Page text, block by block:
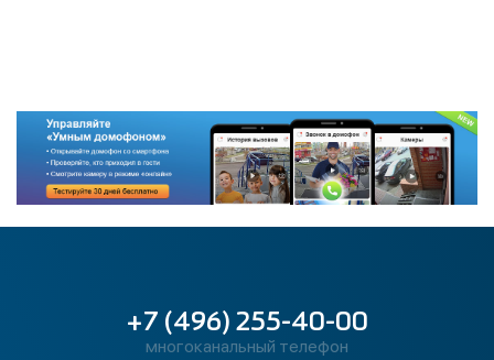
+7 (496) 255-40-00
многоканальный телефон